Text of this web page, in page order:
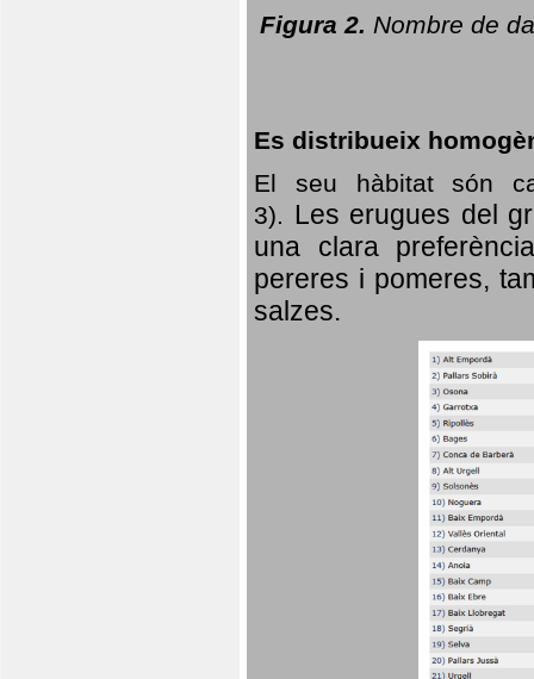
Figura 2. Nombre de
Es distribueix
El seu hàbitat són
3). Les erugues del
una clara
pereres i pomeres,
salzes.